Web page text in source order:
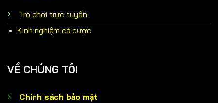
Trò chơi trực tuyến
Kinh nghiệm cá cược
VỀ CHÚNG TÔI
Chính sách bảo mật